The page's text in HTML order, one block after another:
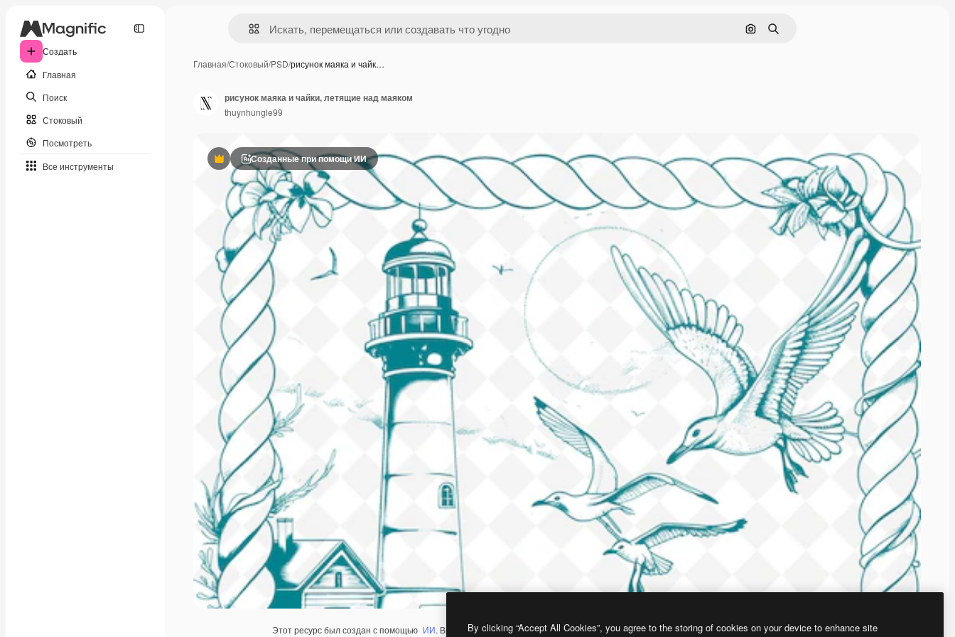
Создать
Главная
Поиск
Стоковый
Посмотреть
Все инструменты
Поиск по изображению
Поиск
Главная/Стоковый/PSD/рисунок маяка и чайк…
ПремиумСозданные при помощи ИИ
Этот ресурс был создан с помощью ИИ. Вы можете создать свой собственный с помощью нашего генератора изображений на основе ИИ.
рисунок маяка и чайки, летящие над маяком
thuynhungle99
By clicking “Accept All Cookies”, you agree to the storing of cookies on your device to enhance site